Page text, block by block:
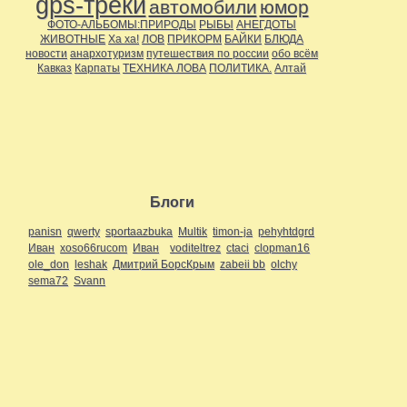
gps-треки автомобили юмор
ФОТО-АЛЬБОМЫ:ПРИРОДЫ РЫБЫ АНЕГДОТЫ
ЖИВОТНЫЕ Ха ха! ЛОВ ПРИКОРМ БАЙКИ БЛЮДА
новости анархотуризм путешествия по россии обо всём
Кавказ Карпаты ТЕХНИКА ЛОВА ПОЛИТИКА. Алтай
Блоги
panisn qwerty sportaazbuka Multik timon-ja pehyhtdgrd
Иван xoso66rucom Иван voditeltrez ctaci clopman16
ole_don leshak Дмитрий БорсКрым zabeii bb olchy
sema72 Svann